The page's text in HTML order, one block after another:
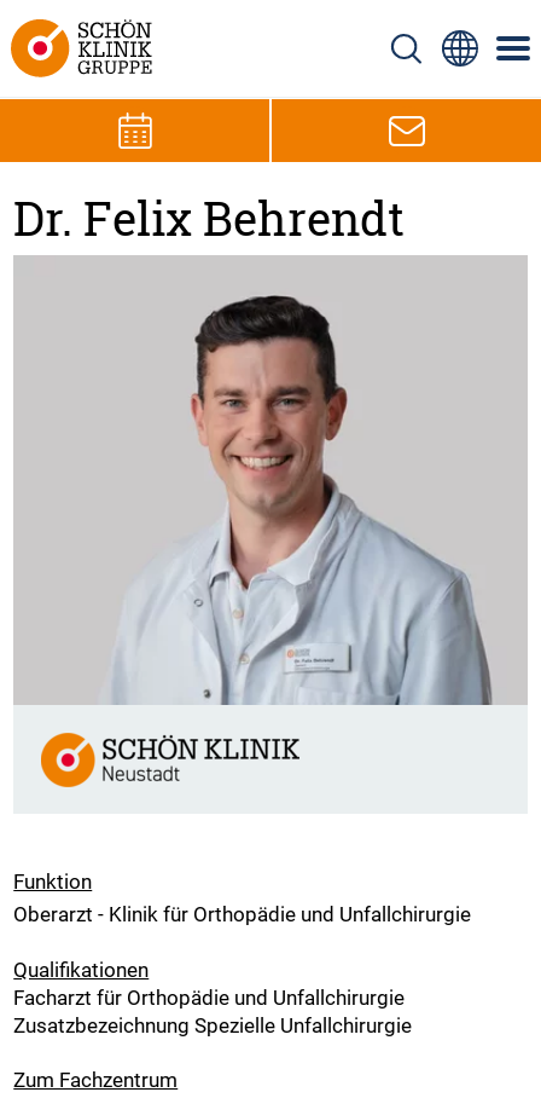
Dr. Felix Behrendt
Funktion
Oberarzt - Klinik für Orthopädie und Unfallchirurgie
Qualifikationen
Facharzt für Orthopädie und Unfallchirurgie
Zusatzbezeichnung Spezielle Unfallchirurgie
Zum Fachzentrum